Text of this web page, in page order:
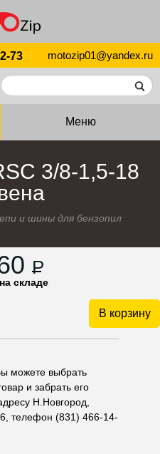
73 motozip01@yandex.ru
Меню
3/8-1,5-18
и шины для бензопил
P
складе
В корзину
можете выбрать
и забрать его
Н.Новгород,
телефон (831) 466-14-